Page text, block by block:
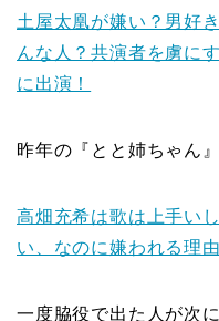
土屋太凰が嫌い？男好
んな人？共演者を虜に
に出演！
昨年の『 とと姉ちゃん
高畑充希は歌は上手い
い、なのに嫌われる理
一度脇役で出た人が次